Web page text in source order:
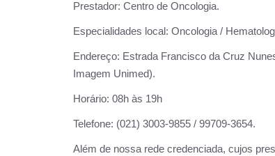
Prestador: Centro de Oncologia.
Especialidades local: Oncologia /
Endereço: Estrada Francisco da Cruz
Imagem Unimed).
Horário: 08h às 19h
Telefone: (021) 3003-9855 / 99709-3654.
Além de nossa rede credenciada, cujos